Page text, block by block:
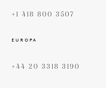
+1 418 800 3507
EUROPA
+44 20 3318 3190